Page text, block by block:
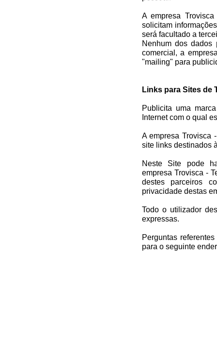
A empresa
solicitam
será facultado a
Nenhum dos
comercial, a
"mailing" para
Links para Sites de
Publicita uma
Internet com o qual
A empresa Trovisca
site links destinados
Neste Site pode
empresa Trovisca -
destes parceiros
privacidade destas
Todo o utilizador
expressas.
Perguntas
para o seguinte